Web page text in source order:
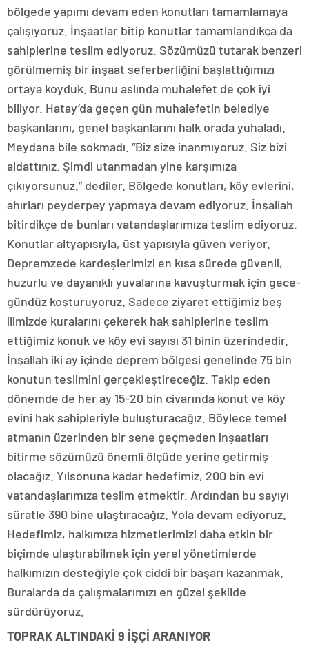
bölgede yapımı devam eden konutları tamamlamaya
çalışıyoruz. İnşaatlar bitip konutlar tamamlandıkça da
sahiplerine teslim ediyoruz. Sözümüzü tutarak benzeri
görülmemiş bir inşaat seferberliğini başlattığımızı
ortaya koyduk. Bunu aslında muhalefet de çok iyi
biliyor. Hatay’da geçen gün muhalefetin belediye
başkanlarını, genel başkanlarını halk orada yuhaladı.
Meydana bile sokmadı. “Biz size inanmıyoruz. Siz bizi
aldattınız. Şimdi utanmadan yine karşımıza
çıkıyorsunuz.” dediler. Bölgede konutları, köy evlerini,
ahırları peyderpey yapmaya devam ediyoruz. İnşallah
bitirdikçe de bunları vatandaşlarımıza teslim ediyoruz.
Konutlar altyapısıyla, üst yapısıyla güven veriyor.
Depremzede kardeşlerimizi en kısa sürede güvenli,
huzurlu ve dayanıklı yuvalarına kavuşturmak için gece-
gündüz koşturuyoruz. Sadece ziyaret ettiğimiz beş
ilimizde kuralarını çekerek hak sahiplerine teslim
ettiğimiz konuk ve köy evi sayısı 31 binin üzerindedir.
İnşallah iki ay içinde deprem bölgesi genelinde 75 bin
konutun teslimini gerçekleştireceğiz. Takip eden
dönemde de her ay 15-20 bin civarında konut ve köy
evini hak sahipleriyle buluşturacağız. Böylece temel
atmanın üzerinden bir sene geçmeden inşaatları
bitirme sözümüzü önemli ölçüde yerine getirmiş
olacağız. Yılsonuna kadar hedefimiz, 200 bin evi
vatandaşlarımıza teslim etmektir. Ardından bu sayıyı
süratle 390 bine ulaştıracağız. Yola devam ediyoruz.
Hedefimiz, halkımıza hizmetlerimizi daha etkin bir
biçimde ulaştırabilmek için yerel yönetimlerde
halkımızın desteğiyle çok ciddi bir başarı kazanmak.
Buralarda da çalışmalarımızı en güzel şekilde
sürdürüyoruz.
TOPRAK ALTINDAKİ 9 İŞÇİ ARANIYOR